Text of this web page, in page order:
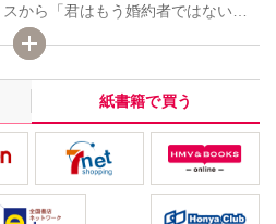
から「君はもう婚約者ではない」
従姉妹であるセラージュと結婚す
を抱えたまま3年…ひっそりと田舎
ナのもとに国王となったラギラス
裏切った彼を前に、毅然とした態度
、そこで命じられたのは彼の”子作
紙書籍で買う